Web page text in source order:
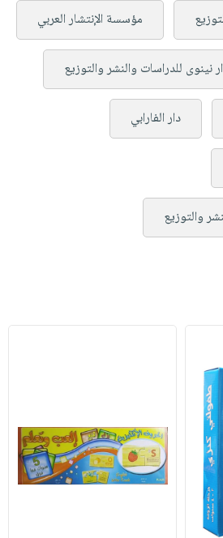
مؤسسة الإنتشار العربي
نينوى للدراسات والنشر والتوزيع
دار الفارابي
والتوزيع